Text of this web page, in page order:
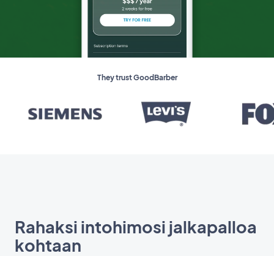
They trust GoodBarber
Rahaksi intohimosi jalkapalloa
kohtaan